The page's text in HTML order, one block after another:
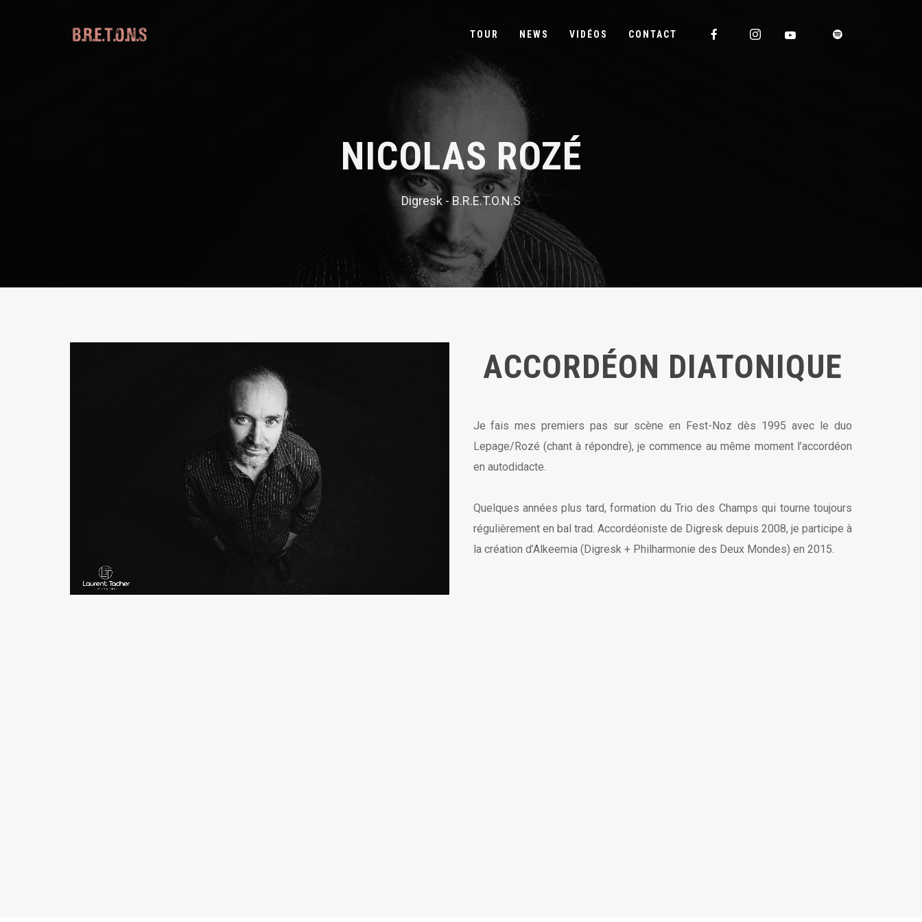
TOUR NEWS VIDÉOS CONTACT
NICOLAS ROZÉ
Digresk - B.R.E.T.O.N.S
ACCORDÉON DIATONIQUE
Je fais mes premiers pas sur scène en Fest-Noz dès 1995 avec le duo
Lepage/Rozé (chant à répondre), je commence au même moment l’accordéon
en autodidacte.
Quelques années plus tard, formation du Trio des Champs qui tourne toujours
régulièrement en bal trad. Accordéoniste de Digresk depuis 2008, je participe à
la création d’Alkeemia (Digresk + Philharmonie des Deux Mondes) en 2015.